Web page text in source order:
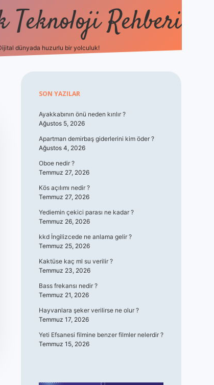
Teknoloji Rehberi
dünyada huzurlu bir yolculuk!
Sidebar
SON YAZILAR
Ayakkabının önü neden kırılır ?
Ağustos 5, 2026
Apartman demirbaş giderlerini kim öder ?
Ağustos 4, 2026
Oboe nedir ?
Temmuz 27, 2026
Kös açılımı nedir ?
Temmuz 27, 2026
Yediemin çekici parası ne kadar ?
Temmuz 26, 2026
kkd İngilizcede ne anlama gelir ?
Temmuz 25, 2026
Kaktüse kaç ml su verilir ?
Temmuz 23, 2026
Bass frekansı nedir ?
Temmuz 21, 2026
Hayvanlara şeker verilirse ne olur ?
Temmuz 17, 2026
Yeti Efsanesi filmine benzer filmler nelerdir ?
Temmuz 15, 2026